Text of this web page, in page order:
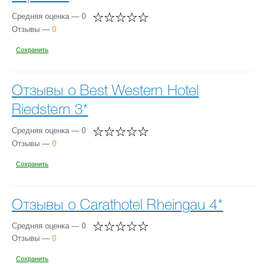
Средняя оценка — 0
Отзывы — 0
Сохранить
Отзывы о Best Western Hotel
Riedstern 3*
Средняя оценка — 0
Отзывы — 0
Сохранить
Отзывы о Carathotel Rheingau 4*
Средняя оценка — 0
Отзывы — 0
Сохранить